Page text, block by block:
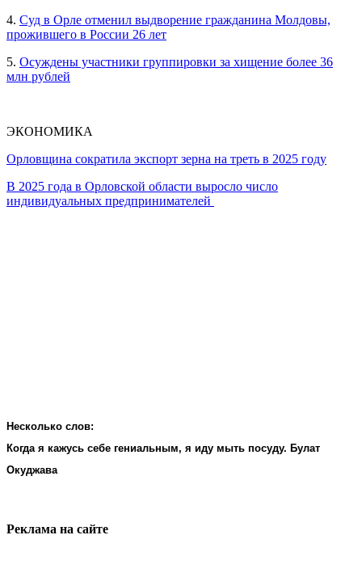
4. Суд в Орле отменил выдворение гражданина Молдовы,
прожившего в России 26 лет
5. Осуждены участники группировки за хищение более 36
млн рублей
ЭКОНОМИКА
Орловщина сократила экспорт зерна на треть в 2025 году
В 2025 года в Орловской области выросло число
индивидуальных предпринимателей
Несколько слов:
Когда я кажусь себе гениальным, я иду мыть посуду. Булат
Окуджава
Реклама на cайте